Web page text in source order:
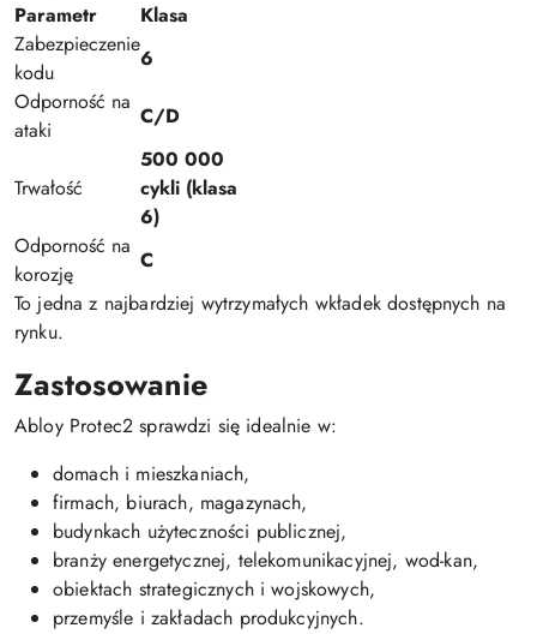
Parametr
Klasa
Zabezpieczenie
kodu
6
Odporność na
ataki
C/D
Trwałość
500 000
cykli (klasa
6)
Odporność na
korozję
C
To jedna z najbardziej wytrzymałych wkładek dostępnych na
rynku.
Zastosowanie
Abloy Protec2 sprawdzi się idealnie w:
domach i mieszkaniach,
firmach, biurach, magazynach,
budynkach użyteczności publicznej,
branży energetycznej, telekomunikacyjnej, wod-kan,
obiektach strategicznych i wojskowych,
przemyśle i zakładach produkcyjnych.